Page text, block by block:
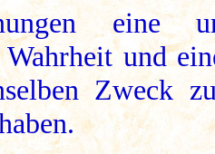
eine
Wahrheit und
Zweck